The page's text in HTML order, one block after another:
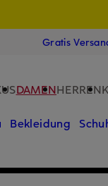
Gratis
DAMENHERREN
Bekleidung